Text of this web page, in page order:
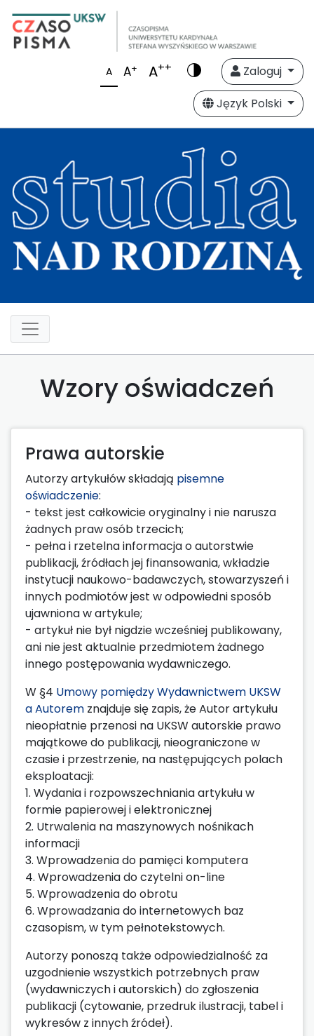
A A+ A++
Zaloguj
Język Polski
Wzory oświadczeń
Prawa autorskie
Autorzy artykułów składają pisemne
oświadczenie:
- tekst jest całkowicie oryginalny i nie narusza
żadnych praw osób trzecich;
- pełna i rzetelna informacja o autorstwie
publikacji, źródłach jej finansowania, wkładzie
instytucji naukowo-badawczych, stowarzyszeń i
innych podmiotów jest w odpowiedni sposób
ujawniona w artykule;
- artykuł nie był nigdzie wcześniej publikowany,
ani nie jest aktualnie przedmiotem żadnego
innego postępowania wydawniczego.
W §4 Umowy pomiędzy Wydawnictwem UKSW
a Autorem znajduje się zapis, że Autor artykułu
nieopłatnie przenosi na UKSW autorskie prawo
majątkowe do publikacji, nieograniczone w
czasie i przestrzenie, na następujących polach
eksploatacji:
1. Wydania i rozpowszechniania artykułu w
formie papierowej i elektronicznej
2. Utrwalenia na maszynowych nośnikach
informacji
3. Wprowadzenia do pamięci komputera
4. Wprowadzenia do czytelni on-line
5. Wprowadzenia do obrotu
6. Wprowadzania do internetowych baz
czasopism, w tym pełnotekstowych.
Autorzy ponoszą także odpowiedzialność za
uzgodnienie wszystkich potrzebnych praw
(wydawniczych i autorskich) do zgłoszenia
publikacji (cytowanie, przedruk ilustracji, tabel i
wykresów z innych źródeł).